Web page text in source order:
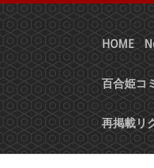
HOME
百合姫コ
再掲載リ